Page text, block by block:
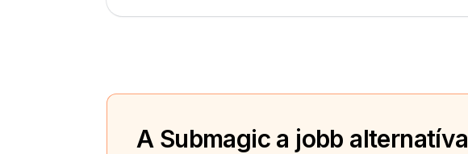
A Submagic a jobb alternatíva